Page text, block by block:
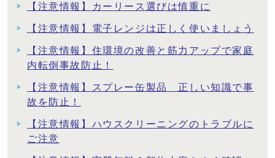
【注意情報】カーリース選びは慎重に
【注意情報】電子レンジは正しく使いましょう
【注意情報】住環境の改善と筋力アップで家庭
内転倒事故防止！
【注意情報】スプレー缶製品 正しい知識で事
故を防止！
【注意情報】ハウスクリーニングのトラブルに
ご注意